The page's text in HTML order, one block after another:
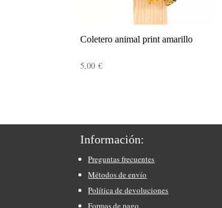
Coletero animal print amarillo
5,00€
Información:
Preguntas frecuentes
Métodos de envío
Política de devoluciones
Formas de pago